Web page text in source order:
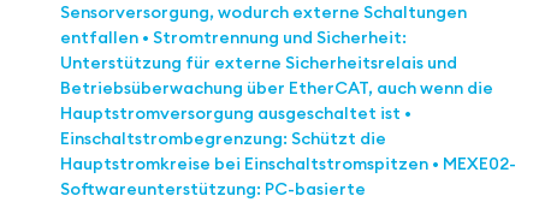
Sensorversorgung, wodurch externe Schaltungen
entfallen • Stromtrennung und Sicherheit:
Unterstützung für externe Sicherheitsrelais und
Betriebsüberwachung über EtherCAT, auch wenn die
Hauptstromversorgung ausgeschaltet ist •
Einschaltstrombegrenzung: Schützt die
Hauptstromkreise bei Einschaltstromspitzen • MEXE02-
Softwareunterstützung: PC-basierte